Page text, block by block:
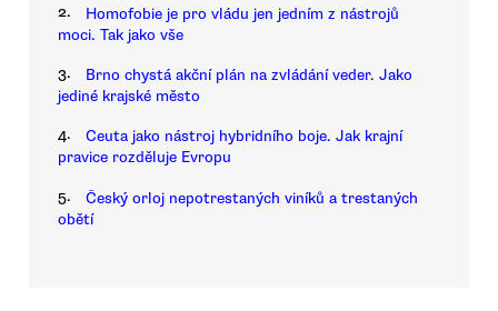
2.
Homofobie je pro vládu jen jedním z nástrojů
moci. Tak jako vše
3.
Brno chystá akční plán na zvládání veder. Jako
jediné krajské město
4.
Ceuta jako nástroj hybridního boje. Jak krajní
pravice rozděluje Evropu
5.
Český orloj nepotrestaných viníků a trestaných
obětí